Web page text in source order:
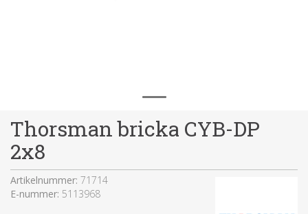
Thorsman bricka CYB-DP
2x8
Artikelnummer: 71714
E-nummer: 5113968